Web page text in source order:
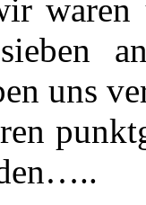
waren
uns